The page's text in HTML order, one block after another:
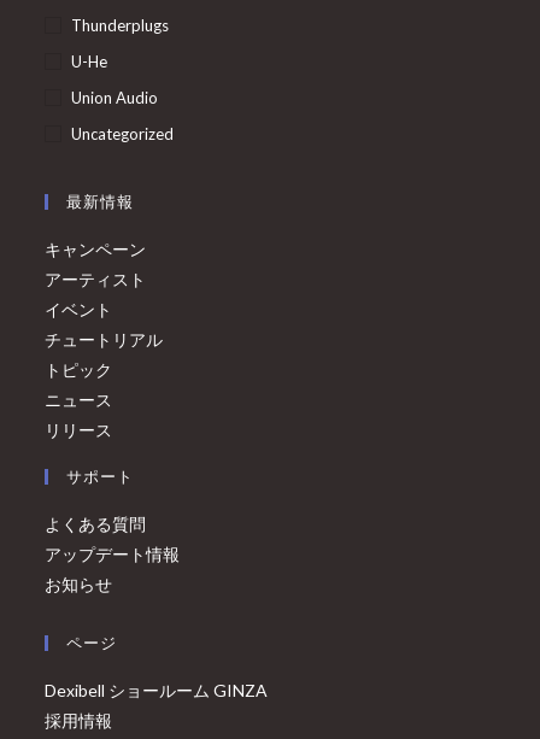
Thunderplugs
U-He
Union Audio
Uncategorized
最新情報
キャンペーン
アーティスト
イベント
チュートリアル
トピック
ニュース
リリース
サポート
よくある質問
アップデート情報
お知らせ
ページ
Dexibell ショールーム GINZA
採用情報